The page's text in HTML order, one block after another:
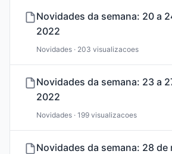
Novidades da semana: 20 a
2022
Novidades · 203 visualizacoes
Novidades da semana: 23 a
2022
Novidades · 199 visualizacoes
Novidades da semana: 28 de